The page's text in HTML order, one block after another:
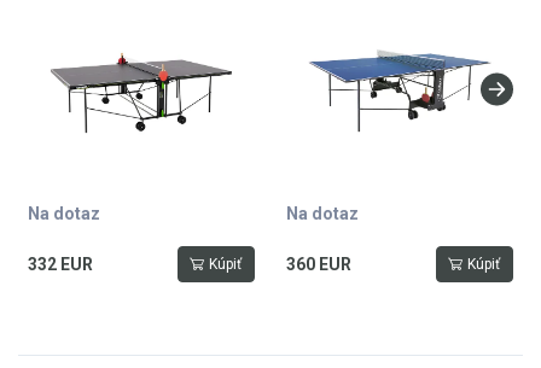
vyroben v Německu
Na dotaz
332 EUR Kúpiť
bezpečný mechanismus
sklopení stolu, hmotnost 69 kg,
modrá – černá
Na dotaz
360 EUR Kúpiť